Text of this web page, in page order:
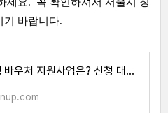
기 바랍니다.
서울형 여행 바우처 지원사업은? 신청 대상 및 방법 확인